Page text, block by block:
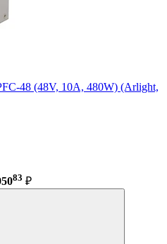
48 (48V, 10A, 480W) (Arlight,
83 ₽